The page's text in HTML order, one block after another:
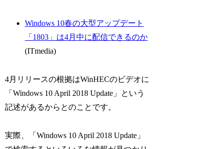
Windows 10春の大型アップデート
「1803」は4月中に配信できるのか
(ITmedia)
4月リリースの根拠はWinHECのビデオに
「Windows 10 April 2018 Update」という
記述があるからとのことです。
実際、「Windows 10 April 2018 Update」